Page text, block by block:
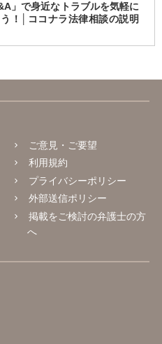
」で身近なトラブルを気軽に
！│ココナラ法律相談の説明
ご意見・ご要望
利用規約
プライバシーポリシー
外部送信ポリシー
掲載をご検討の弁護士の方
へ